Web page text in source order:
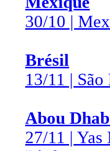
30/10 |
Brésil
13/11 | São
Abou
27/11 | Yas